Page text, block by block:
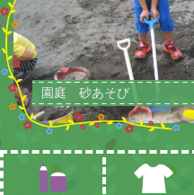
園庭 砂あそび